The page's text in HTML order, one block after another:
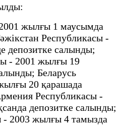
жылғы 1 маусымда
Республикасы -
депозитке салынды;
- 2001 жылғы 19
Беларусь
20 қарашада
Республикасы -
депозитке салынды;
2003 жылғы 4 тамызда